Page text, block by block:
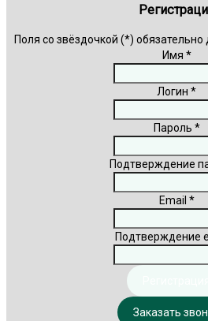
Поля со звёздочкой (*)
Имя *
Логин *
Пароль *
Подтверждение
Email *
Подтверждение
Заказать